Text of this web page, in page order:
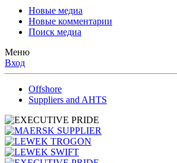
Новые медиа
Новые комментарии
Поиск медиа
Меню
Вход
Offshore
Suppliers and AHTS